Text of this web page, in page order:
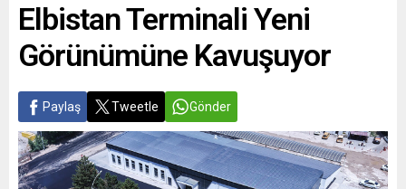
Elbistan Terminali Yeni
Görünümüne Kavuşuyor
Paylaş Tweetle Gönder